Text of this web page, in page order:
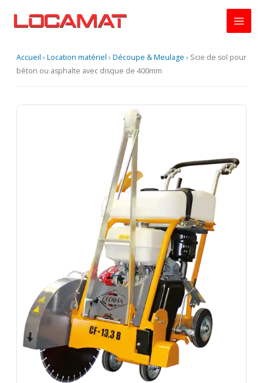
Accueil › Location matériel › Découpe & Meulage › Scie de sol pour
béton ou asphalte avec disque de 400mm